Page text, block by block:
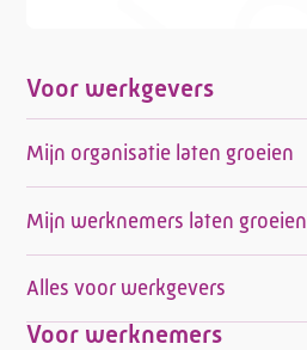
Voor werkgevers
Mijn organisatie laten groeien
Mijn werknemers laten groeien
Alles voor werkgevers
Voor werknemers